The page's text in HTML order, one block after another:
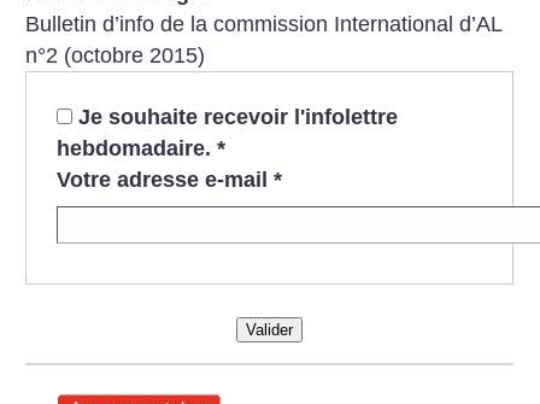
Bulletin d’info de la commission International d’AL
n°2 (octobre 2015)
Je souhaite recevoir l'infolettre
hebdomadaire. *
Votre adresse e-mail *
Valider